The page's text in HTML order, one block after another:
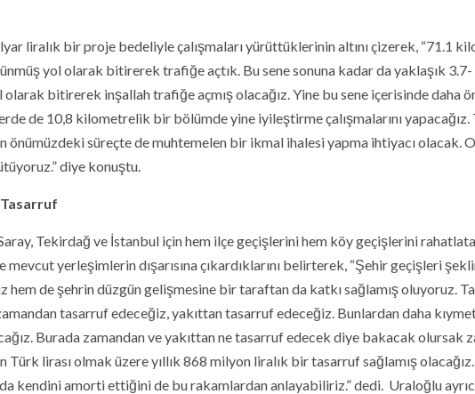
liralık bir proje bedeliyle çalışmaları yürüttüklerinin altını çizerek, “71.1
yol olarak bitirerek trafiğe açtık. Bu sene sonuna kadar da yaklaşık
bitirerek inşallah trafiğe açmış olacağız. Yine bu sene içerisinde daha
de 10,8 kilometrelik bir bölümde yine iyileştirme çalışmalarını
önümüzdeki süreçte de muhtemelen bir ikmal ihalesi yapma ihtiyacı olacak.
diye konuştu.
Tasarruf
Tekirdağ ve İstanbul için hem ilçe geçişlerini hem köy geçişlerini
yerleşimlerin dışarısına çıkardıklarını belirterek, “Şehir geçişleri
hem de şehrin düzgün gelişmesine bir taraftan da katkı sağlamış oluyoruz.
tasarruf edeceğiz, yakıttan tasarruf edeceğiz. Bunlardan daha
Burada zamandan ve yakıttan ne tasarruf edecek diye bakacak olursak
Türk lirası olmak üzere yıllık 868 milyon liralık bir tasarruf sağlamış olacağız.
kendini amorti ettiğini de bu rakamlardan anlayabiliriz.” dedi. Uraloğlu